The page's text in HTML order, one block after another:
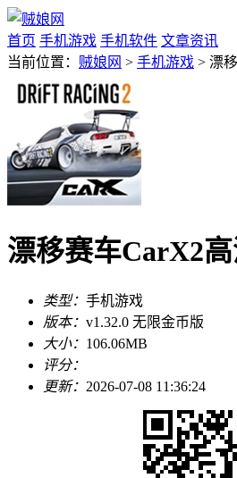
首页 手机游戏 手机软件 文章资讯
当前位置： 贼娘网 > 手机游戏 > 漂
漂移赛车CarX2
类型： 手机游戏
版本： v1.32.0 无限金币版
大小： 106.06MB
评分：
更新： 2026-07-08 11:36:24